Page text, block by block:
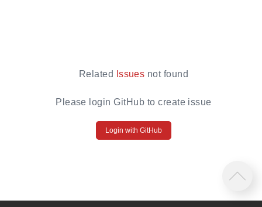
Related Issues not found
Please login GitHub to create issue
Login with GitHub